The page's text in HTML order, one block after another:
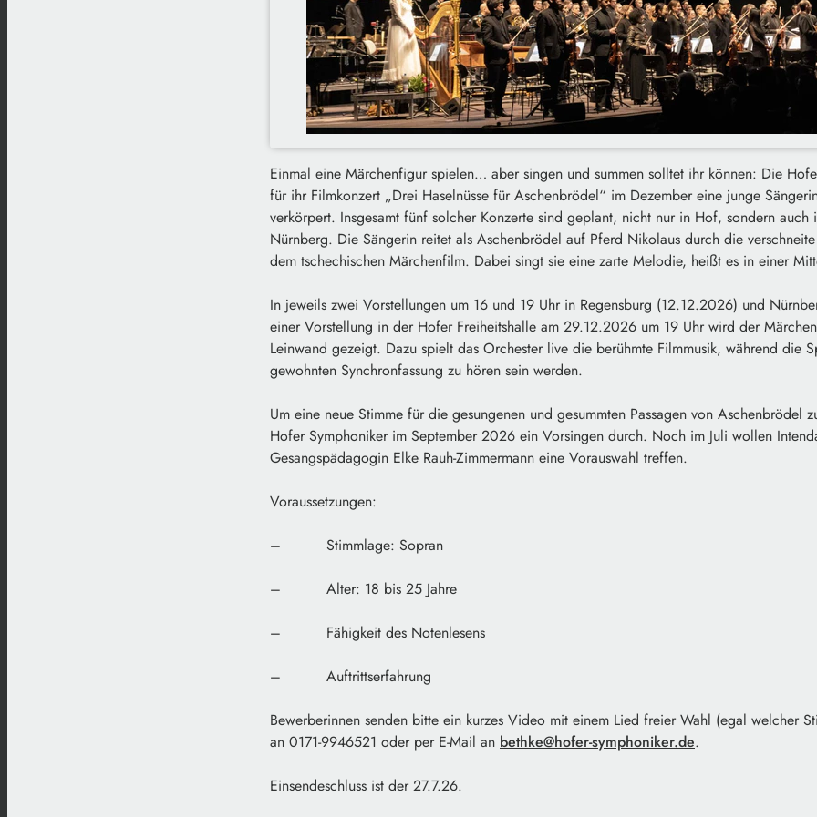
Einmal eine Märchenfigur spielen… aber singen und summen solltet ihr können: Die
für ihr Filmkonzert „Drei Haselnüsse für Aschenbrödel“ im Dezember eine junge
verkörpert. Insgesamt fünf solcher Konzerte sind geplant, nicht nur in Hof, sondern auch
Nürnberg. Die Sängerin reitet als Aschenbrödel auf Pferd Nikolaus durch die
dem tschechischen Märchenfilm. Dabei singt sie eine zarte Melodie, heißt es in einer
In jeweils zwei Vorstellungen um 16 und 19 Uhr in Regensburg (12.12.2026) und
einer Vorstellung in der Hofer Freiheitshalle am 29.12.2026 um 19 Uhr wird der
Leinwand gezeigt. Dazu spielt das Orchester live die berühmte Filmmusik, während die
gewohnten Synchronfassung zu hören sein werden.
Um eine neue Stimme für die gesungenen und gesummten Passagen von Aschenbrödel
Hofer Symphoniker im September 2026 ein Vorsingen durch. Noch im Juli wollen
Gesangspädagogin Elke Rauh-Zimmermann eine Vorauswahl treffen.
Voraussetzungen:
– Stimmlage: Sopran
– Alter: 18 bis 25 Jahre
– Fähigkeit des Notenlesens
– Auftrittserfahrung
Bewerberinnen senden bitte ein kurzes Video mit einem Lied freier Wahl (egal welcher
an 0171-9946521 oder per E-Mail an bethke@hofer-symphoniker.de.
Einsendeschluss ist der 27.7.26.